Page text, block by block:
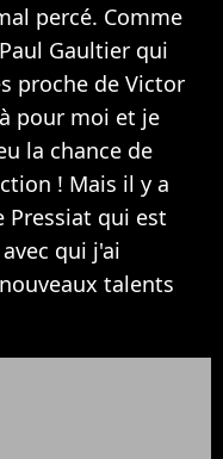
percé. Comme
Gaultier qui
proche de Victor
pour moi et je
la chance de
! Mais il y a
Pressiat qui est
qui j'ai
talents